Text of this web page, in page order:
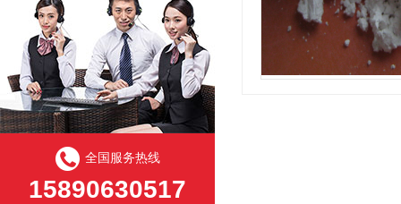
全国服务热线
15890630517